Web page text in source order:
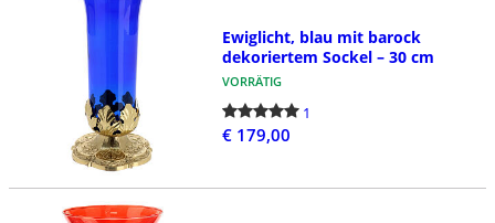
Ewiglicht, blau mit barock
dekoriertem Sockel – 30 cm
VORRÄTIG
1
€ 179,00